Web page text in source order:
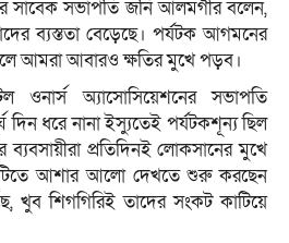
সাবেক সভাপতি জনি আলমগীর বলেন,
ব্যস্ততা বেড়েছে। পর্যটক আগমনের
আমরা আবারও ক্ষতির মুখে পড়ব।
ওনার্স অ্যাসোসিয়েশনের সভাপতি
দিন ধরে নানা ইস্যুতেই পর্যটকশূন্য ছিল
ব্যবসায়ীরা প্রতিদিনই লোকসানের মুখে
আশার আলো দেখতে শুরু করছেন
খুব শিগগিরিই তাদের সংকট কাটিয়ে